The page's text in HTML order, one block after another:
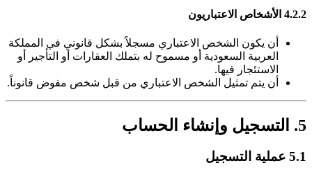
4.2.2 الأشخاص الاعتباريون
أن يكون الشخص الاعتباري مسجلاً بشكل قانوني في المملكة
العربية السعودية أو مسموح له بتملك العقارات أو التأجير أو
الاستئجار فيها.
أن يتم تمثيل الشخص الاعتباري من قبل شخص مفوض قانوناً.
5. التسجيل وإنشاء الحساب
5.1 عملية التسجيل